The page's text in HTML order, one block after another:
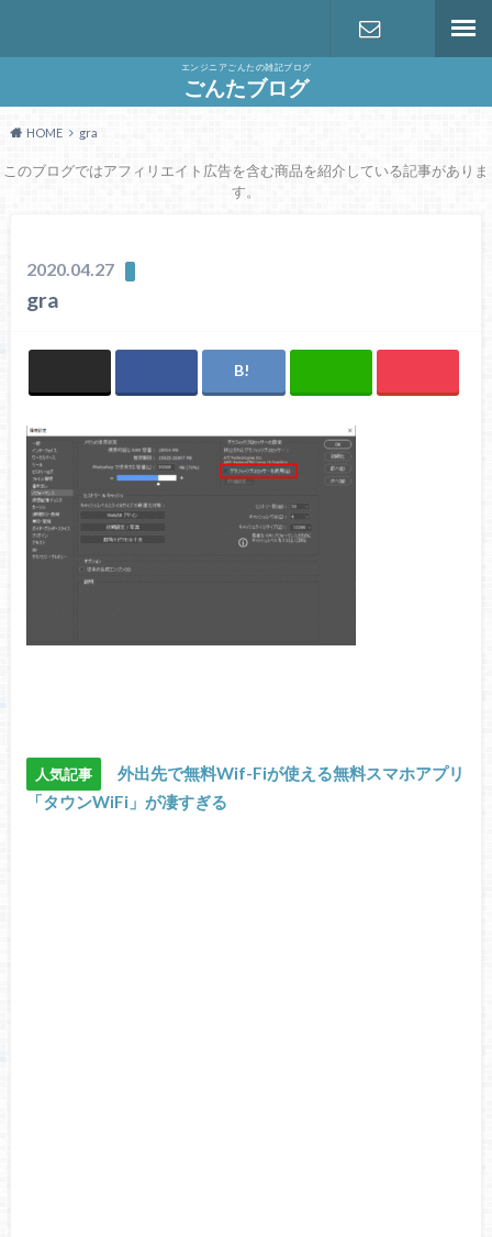
エンジニアごんたの雑記ブログ
ごんたブログ
HOME gra
このブログではアフィリエイト広告を含む商品を紹介している記事がありま
す。
2020.04.27
gra
人気記事
外出先で無料Wif-Fiが使える無料スマホアプリ
「タウンWiFi」が凄すぎる